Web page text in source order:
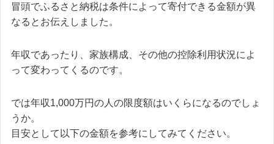
冒頭でふるさと納税は条件によって寄付できる金額が異
なるとお伝えしました。
年収であったり、家族構成、その他の控除利用状況によ
って変わってくるのです。
では年収1,000万円の人の限度額はいくらになるのでしょ
うか。
目安として以下の金額を参考にしてみてください。